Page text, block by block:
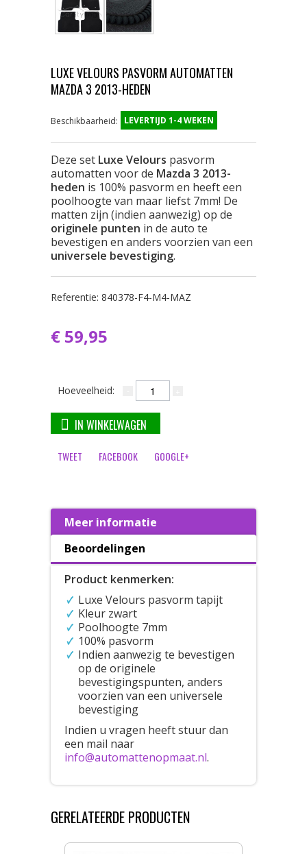
LUXE VELOURS PASVORM AUTOMATTEN
MAZDA 3 2013-HEDEN
Beschikbaarheid: LEVERTIJD 1-4 WEKEN
Deze set Luxe Velours pasvorm
automatten voor de Mazda 3 2013-
heden is 100% pasvorm en heeft een
poolhoogte van maar liefst 7mm! De
matten zijn (indien aanwezig) op de
originele punten in de auto te
bevestigen en anders voorzien van een
universele bevestiging.
Referentie: 840378-F4-M4-MAZ
€ 59,95
Hoeveelheid:
IN WINKELWAGEN
TWEET FACEBOOK GOOGLE+
Meer informatie
Beoordelingen
Product kenmerken:
Luxe Velours pasvorm tapijt
Kleur zwart
Poolhoogte 7mm
100% pasvorm
Indien aanwezig te bevestigen
op de originele
bevestigingspunten, anders
voorzien van een universele
bevestiging
Indien u vragen heeft stuur dan
een mail naar
info@automattenopmaat.nl.
GERELATEERDE PRODUCTEN